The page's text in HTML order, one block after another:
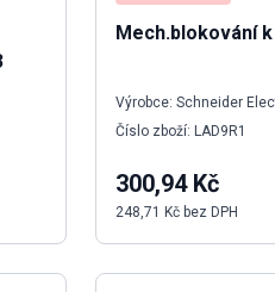
Mech.blokování k
Výrobce: Schneider
Číslo zboží: LAD9R1
300,94 Kč
248,71 Kč bez DPH